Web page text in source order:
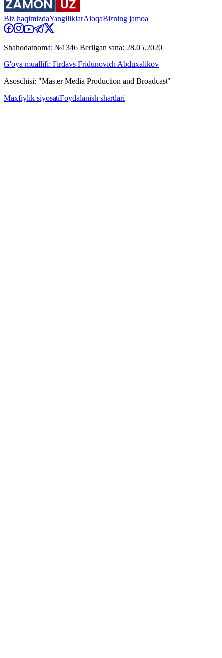
Biz haqimizdaYangiliklarAloqaBizning jamoa
Shahodatnoma: №1346 Berilgan sana: 28.05.2020
G'oya muallifi: Firdavs Fridunovich Abduxalikov
Asoschisi: "Master Media Production and Broadcast"
Maxfiylik siyosatiFoydalanish shartlari